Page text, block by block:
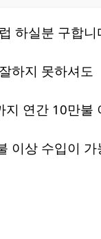
하실분 구합니
하지 못하셔도
연간 10만
이상 수입이 가